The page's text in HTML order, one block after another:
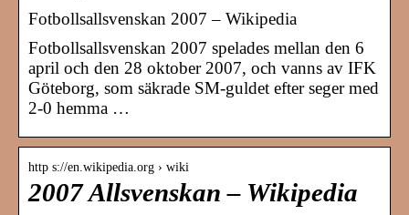
Fotbollsallsvenskan 2007 – Wikipedia
Fotbollsallsvenskan 2007 spelades mellan den 6
april och den 28 oktober 2007, och vanns av IFK
Göteborg, som säkrade SM-guldet efter seger med
2-0 hemma …
http s://en.wikipedia.org › wiki
2007 Allsvenskan – Wikipedia